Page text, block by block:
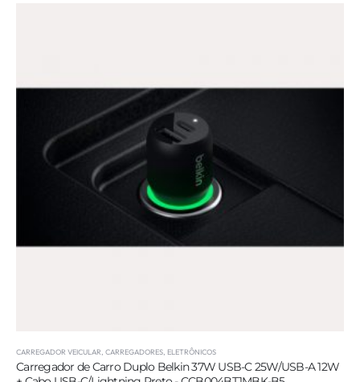
APARELHOS DE SOM,ÁUDIO,ELETRÔNICOS
Alto-falante Jamo IC 206 FG de Teto 1016276 Branco (par)